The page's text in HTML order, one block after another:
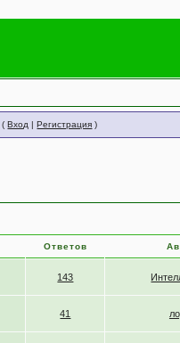
(Вход |Регистрация )
Ответов
143
41